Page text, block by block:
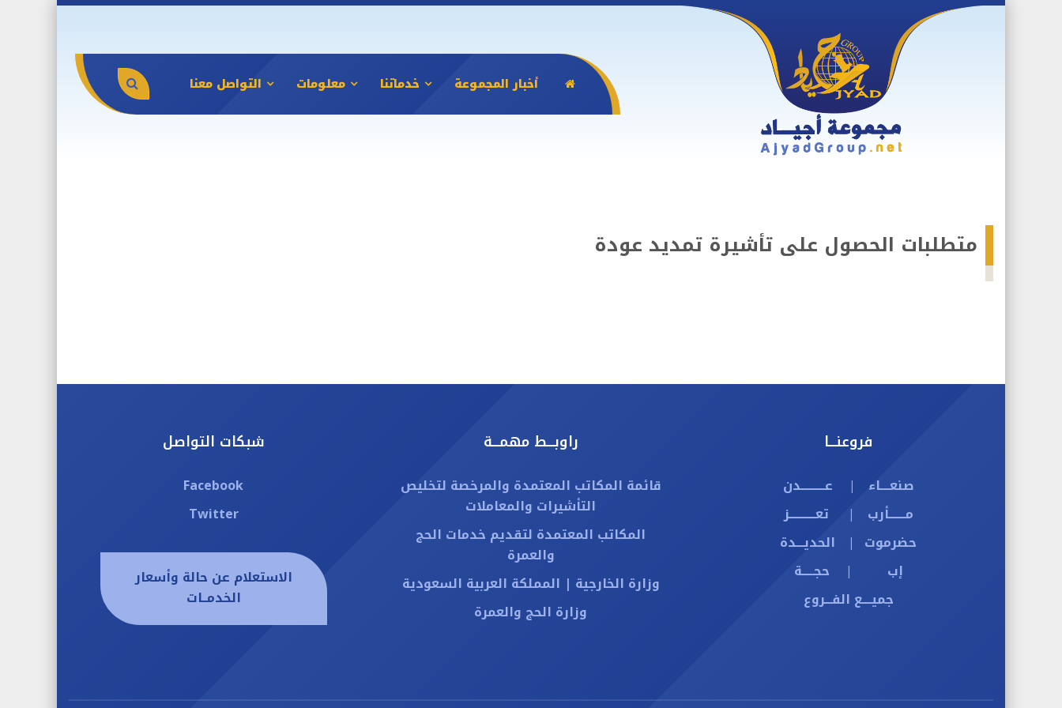
Skip
أخبار المجموعة خدماتنا معلومات التواصل معنا
متطلبات الحصول على تأشيرة تمديد عودة
شبكات التواصل
Facebook
Twitter
الاستعلام عن حالة وأسعار
الخدمــات
راوبـــط مهمـــة
قائمة المكاتب المعتمدة والمرخصة لتخليص
التأشيرات والمعاملات
المكاتب المعتمدة لتقديم خدمات الحج
والعمرة
وزارة الخارجية | المملكة العربية السعودية
وزارة الحج والعمرة
فروعنـــا
صنعــــاء | عــــــــــدن
مـــــــأرب | تعـــــــــــز
حضرموت | الحديـــدة
إب | حجـــــة
جميــــع الفـــروع